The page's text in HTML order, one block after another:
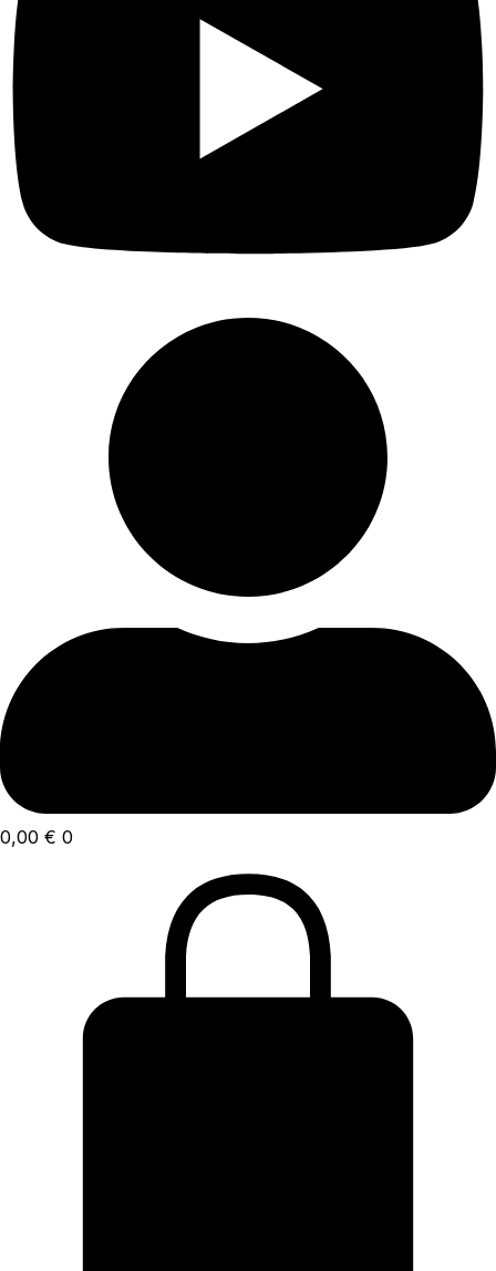
0,00 € 0